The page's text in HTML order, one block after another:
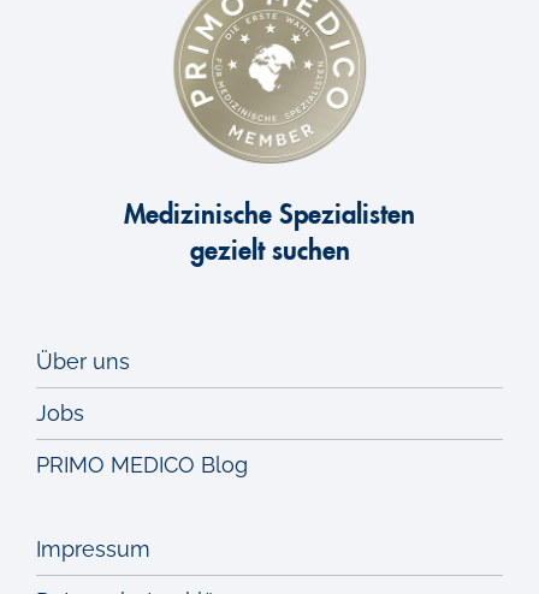
Medizinische Spezialisten
gezielt suchen
Über uns
Jobs
PRIMO MEDICO Blog
Impressum